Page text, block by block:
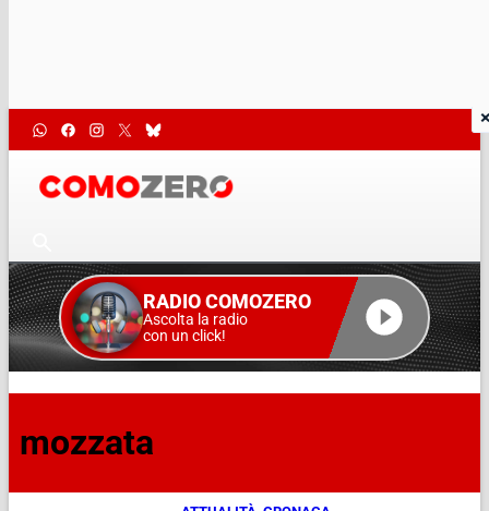
RADIO COMOZERO
Ascolta la radio
con un click!
mozzata